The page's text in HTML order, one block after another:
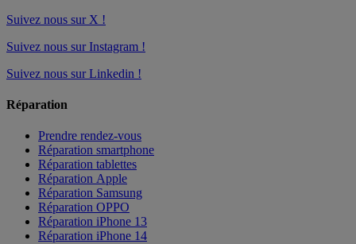
Suivez nous sur X !
Suivez nous sur Instagram !
Suivez nous sur Linkedin !
Réparation
Prendre rendez-vous
Réparation smartphone
Réparation tablettes
Réparation Apple
Réparation Samsung
Réparation OPPO
Réparation iPhone 13
Réparation iPhone 14